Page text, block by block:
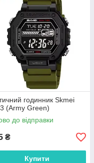
годинник Skmei
(Army Green)
до відправки
₴
Купити